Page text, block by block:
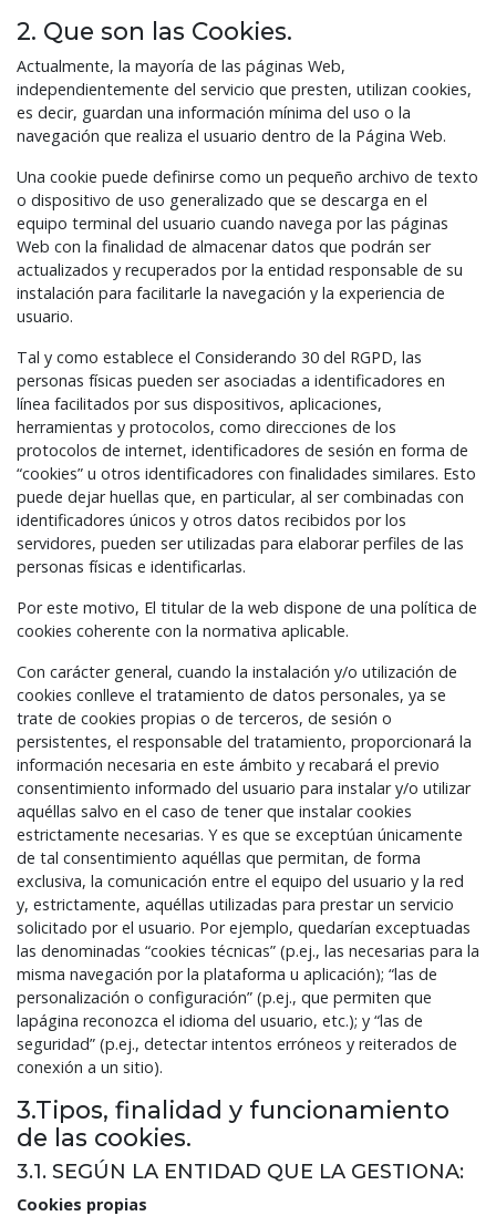
2. Que son las Cookies.
Actualmente, la mayoría de las páginas Web,
independientemente del servicio que presten, utilizan cookies,
es decir, guardan una información mínima del uso o la
navegación que realiza el usuario dentro de la Página Web.
Una cookie puede definirse como un pequeño archivo de texto
o dispositivo de uso generalizado que se descarga en el
equipo terminal del usuario cuando navega por las páginas
Web con la finalidad de almacenar datos que podrán ser
actualizados y recuperados por la entidad responsable de su
instalación para facilitarle la navegación y la experiencia de
usuario.
Tal y como establece el Considerando 30 del RGPD, las
personas físicas pueden ser asociadas a identificadores en
línea facilitados por sus dispositivos, aplicaciones,
herramientas y protocolos, como direcciones de los
protocolos de internet, identificadores de sesión en forma de
“cookies” u otros identificadores con finalidades similares. Esto
puede dejar huellas que, en particular, al ser combinadas con
identificadores únicos y otros datos recibidos por los
servidores, pueden ser utilizadas para elaborar perfiles de las
personas físicas e identificarlas.
Por este motivo, El titular de la web dispone de una política de
cookies coherente con la normativa aplicable.
Con carácter general, cuando la instalación y/o utilización de
cookies conlleve el tratamiento de datos personales, ya se
trate de cookies propias o de terceros, de sesión o
persistentes, el responsable del tratamiento, proporcionará la
información necesaria en este ámbito y recabará el previo
consentimiento informado del usuario para instalar y/o utilizar
aquéllas salvo en el caso de tener que instalar cookies
estrictamente necesarias. Y es que se exceptúan únicamente
de tal consentimiento aquéllas que permitan, de forma
exclusiva, la comunicación entre el equipo del usuario y la red
y, estrictamente, aquéllas utilizadas para prestar un servicio
solicitado por el usuario. Por ejemplo, quedarían exceptuadas
las denominadas “cookies técnicas” (p.ej., las necesarias para la
misma navegación por la plataforma u aplicación); “las de
personalización o configuración” (p.ej., que permiten que
lapágina reconozca el idioma del usuario, etc.); y “las de
seguridad” (p.ej., detectar intentos erróneos y reiterados de
conexión a un sitio).
3.Tipos, finalidad y funcionamiento
de las cookies.
3.1. SEGÚN LA ENTIDAD QUE LA GESTIONA:
Cookies propias